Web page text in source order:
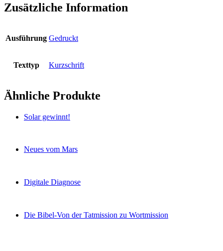
Zusätzliche Information
Ausführung Gedruckt
Texttyp Kurzschrift
Ähnliche Produkte
Solar gewinnt!
Neues vom Mars
Digitale Diagnose
Die Bibel-Von der Tatmission zu Wortmission